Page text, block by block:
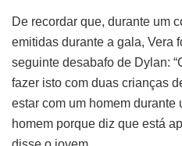
De recordar que, durante um
emitidas durante a gala, Vera
seguinte desabafo de Dylan:
fazer isto com duas crianças
estar com um homem durante
homem porque diz que está